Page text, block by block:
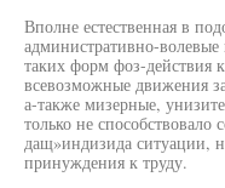
Вполне естественная в
административно-
таких форм фоз-действия
всевозможные движения
а-также мизерные,
только не
дащ»индизида ситуации,
принуждения к труду.